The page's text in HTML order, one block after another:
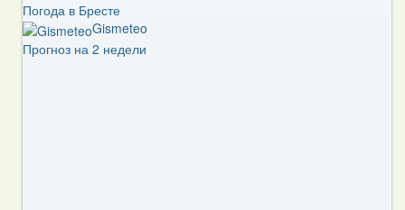
Погода в Бресте
Gismeteo
Прогноз на 2 недели